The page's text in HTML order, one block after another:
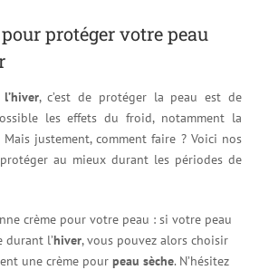
protéger votre peau
, c’est de protéger la peau est de
les effets du froid, notamment la
Mais justement, comment faire ? Voici nos
au mieux durant les périodes de
crème pour votre peau : si votre peau
durant l’hiver, vous pouvez alors choisir
une crème pour peau sèche. N’hésitez